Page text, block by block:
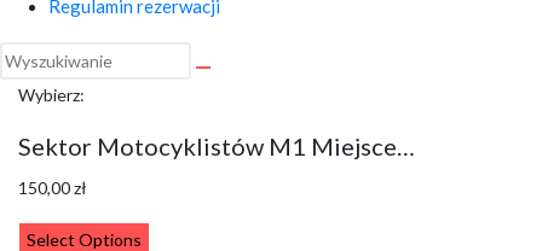
Regulamin rezerwacji
Wybierz:
Sektor Motocyklistów M1 Miejsce…
150,00zł
Select Options